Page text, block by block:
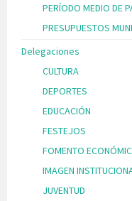
PERÍODO MEDIO DE
PRESUPUESTOS
Delegaciones
CULTURA
DEPORTES
EDUCACIÓN
FESTEJOS
FOMENTO
IMAGEN
JUVENTUD